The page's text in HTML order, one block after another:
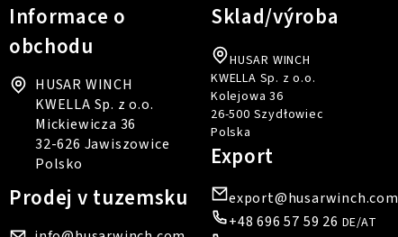
Informace o
obchodu
HUSAR WINCH
KWELLA Sp. z o.o.
Mickiewicza 36
32-626 Jawiszowice
Polsko
Prodej v tuzemsku
Sklad/výroba
HUSAR WINCH
KWELLA Sp. z o.o.
Kolejowa 36
26-500 Szydłowiec
Polska
Export
export@husarwinch.com
+48 696 57 59 26 DE/AT